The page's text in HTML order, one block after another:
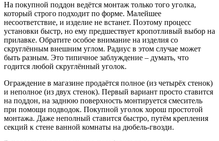
На покупной поддон ведётся монтаж только того уголка,
который строго подходит по форме. Малейшее
несоответствие, и изделие не встанет. Поэтому процесс
установки быстр, но ему предшествует кропотливый выбор на
прилавке. Обратите особое внимание на изделия со
скруглённым внешним углом. Радиус в этом случае может
быть разным. Это типичное заблуждение – думать, что
годится любой скруглённый уголок.
Ограждение в магазине продаётся полное (из четырёх стенок)
и неполное (из двух стенок). Первый вариант просто ставится
на поддон, на заднюю поверхность монтируется смеситель
при помощи подводок. Покупной уголок хорош простотой
монтажа. Даже неполный ставится быстро, путём крепления
секций к стене ванной комнаты на дюбель-гвозди.